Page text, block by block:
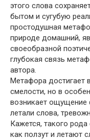
этого слова
бытом и сугубую
простодушная
природе домашний,
своеобразной
глубокая связь
автора.
Метафора достигает
смелости, но в
возникает ощущение
летали слова,
Кажется, такого
как ползут и летают